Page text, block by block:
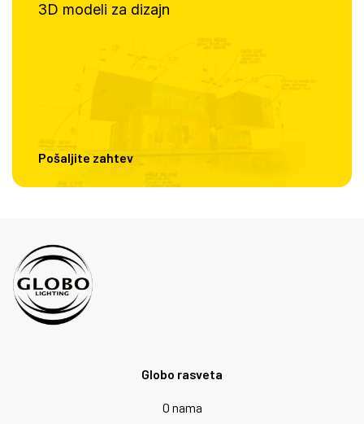
3D modeli za dizajn
Pošaljite zahtev
Globo rasveta
O nama